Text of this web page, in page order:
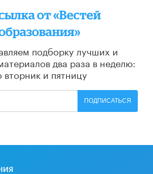
от «Вестей
подборку лучших и
два раза в неделю:
вторник и пятницу
ПОДПИСАТЬСЯ